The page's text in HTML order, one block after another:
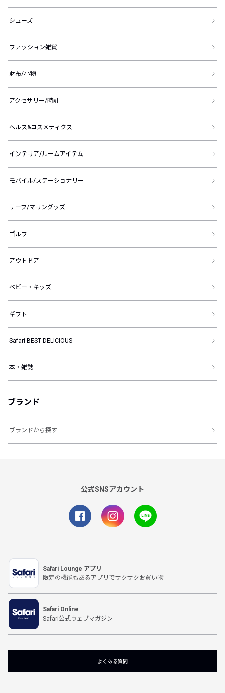
シューズ
ファッション雑貨
財布/小物
アクセサリー/時計
ヘルス&コスメティクス
インテリア/ルームアイテム
モバイル/ステーショナリー
サーフ/マリングッズ
ゴルフ
アウトドア
ベビー・キッズ
ギフト
Safari BEST DELICIOUS
本・雑誌
ブランド
ブランドから探す
公式SNSアカウント
Safari Lounge アプリ
限定の機能もあるアプリでサクサクお買い物
Safari Online
Safari公式ウェブマガジン
よくある質問